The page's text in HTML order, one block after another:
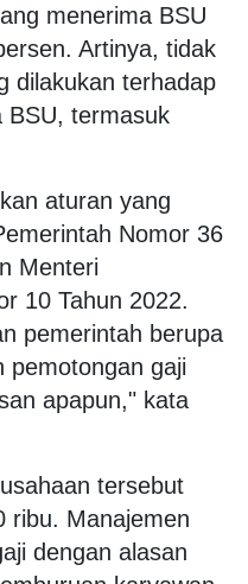
menerima BSU
Artinya, tidak
dilakukan terhadap
BSU, termasuk
aturan yang
Nomor 36
Menteri
10 Tahun 2022.
pemerintah berupa
pemotongan gaji
apapun," kata
tersebut
ribu. Manajemen
dengan alasan